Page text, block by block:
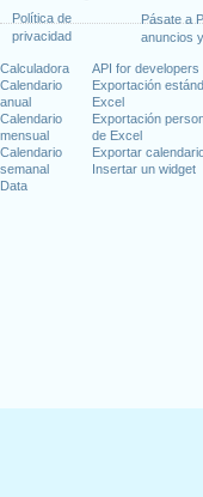
Política de
privacidad
Pásate a
anuncios
Calculadora
Calendario
anual
Calendario
mensual
Calendario
semanal
Data
API for developers
Exportación
Excel
Exportación
de Excel
Exportar
Insertar un widget